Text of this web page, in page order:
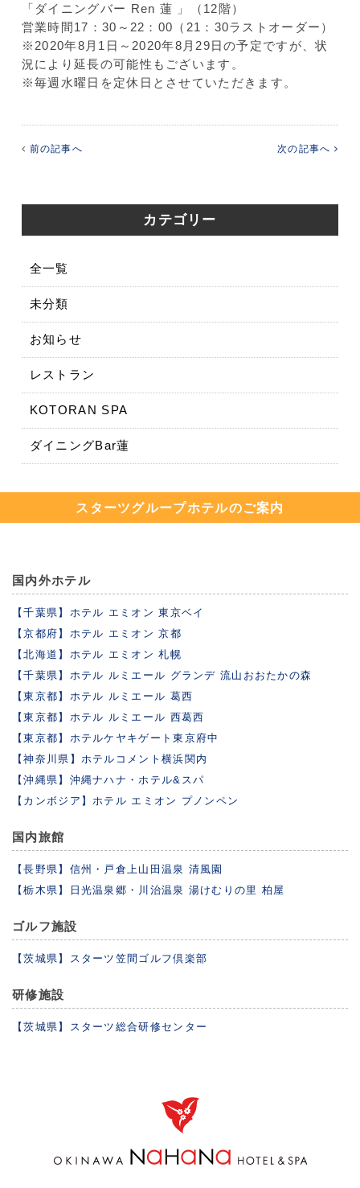
「ダイニングバー Ren 蓮 」（12階）
営業時間17：30～22：00（21：30ラストオーダー）
※2020年8月1日～2020年8月29日の予定ですが、状
況により延長の可能性もございます。
※毎週水曜日を定休日とさせていただきます。
前の記事へ 次の記事へ
カテゴリー
全一覧
未分類
お知らせ
レストラン
KOTORAN SPA
ダイニングBar蓮
スターツグループホテルのご案内
国内外ホテル
【千葉県】ホテル エミオン 東京ベイ
【京都府】ホテル エミオン 京都
【北海道】ホテル エミオン 札幌
【千葉県】ホテル ルミエール グランデ 流山おおたかの森
【東京都】ホテル ルミエール 葛西
【東京都】ホテル ルミエール 西葛西
【東京都】ホテルケヤキゲート東京府中
【神奈川県】ホテルコメント横浜関内
【沖縄県】沖縄ナハナ・ホテル&スパ
【カンボジア】ホテル エミオン プノンペン
国内旅館
【長野県】信州・戸倉上山田温泉 清風園
【栃木県】日光温泉郷・川治温泉 湯けむりの里 柏屋
ゴルフ施設
【茨城県】スターツ笠間ゴルフ倶楽部
研修施設
【茨城県】スターツ総合研修センター